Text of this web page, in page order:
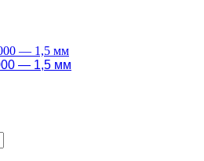
— 1,5 мм